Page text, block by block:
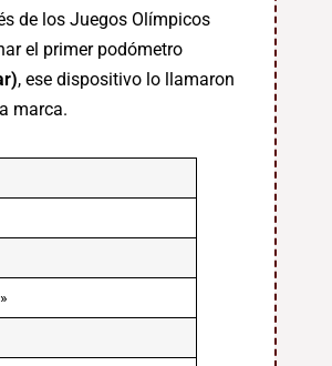
de los Juegos Olímpicos
el primer podómetro
, ese dispositivo lo llamaron
marca.